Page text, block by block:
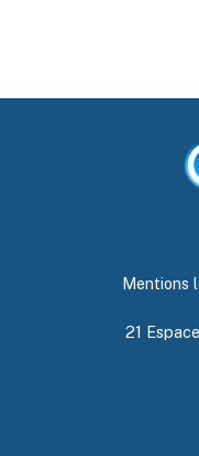
Mentions
21